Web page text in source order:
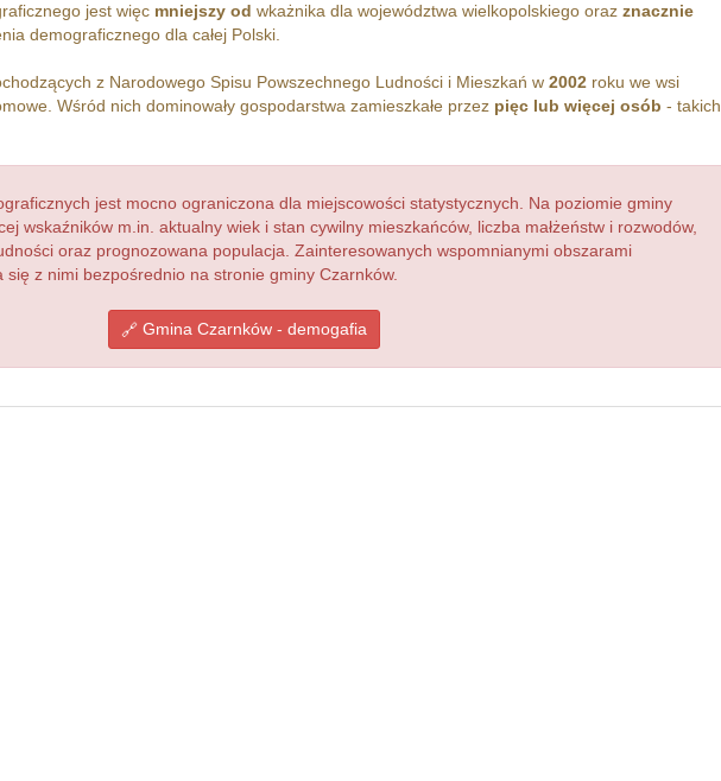
jest więc mniejszy od wkażnika dla województwa wielkopolskiego oraz znacznie
demograficznego dla całej Polski.
z Narodowego Spisu Powszechnego Ludności i Mieszkań w 2002roku we wsi
Wśród nich dominowały gospodarstwa zamieszkałe przez pięc lub więcej osób - takich
jest mocno ograniczona dla miejscowości statystycznych. Na poziomie gminy
wskaźników m.in. aktualny wiek i stan cywilny mieszkańców, liczba małżeństw i rozwodów,
oraz prognozowana populacja. Zainteresowanych wspomnianymi obszarami
z nimi bezpośrednio na stronie gminy Czarnków.
Gmina Czarnków - demogafia